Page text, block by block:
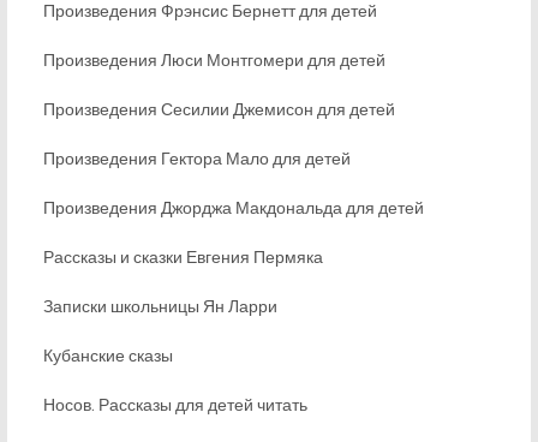
Произведения Фрэнсис Бернетт для детей
Произведения Люси Монтгомери для детей
Произведения Сесилии Джемисон для детей
Произведения Гектора Мало для детей
Произведения Джорджа Макдональда для детей
Рассказы и сказки Евгения Пермяка
Записки школьницы Ян Ларри
Кубанские сказы
Носов. Рассказы для детей читать